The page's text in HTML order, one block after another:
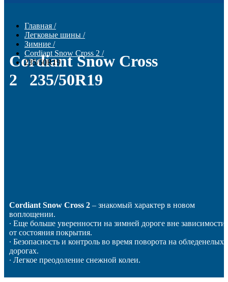
Главная /
Легковые шины /
Зимние /
Cordiant Snow Cross 2 /
235/50R19
Cordiant Snow Cross
2 235/50R19
Cordiant Snow Cross 2 – знакомый характер в новом
воплощении.
∙ Еще больше уверенности на зимней дороге вне зависимости
от состояния покрытия.
∙ Безопасность и контроль во время поворота на обледенелых
дорогах.
∙ Легкое преодоление снежной колеи.